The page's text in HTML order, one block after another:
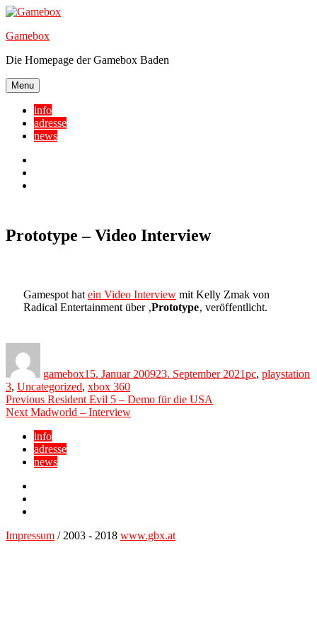
Skip
content
Gamebox
Die Homepage der Gamebox Baden
Menu
info
adresse
news
Prototype – Video Interview
Gamespot hat ein Video Interview mit Kelly Zmak von
Radical Entertainment über ‚Prototype‚ veröffentlicht.
gamebox15. Januar 200923. September 2021pc, playstation
3, Uncategorized, xbox 360
Beitragsnavigation
Previous Previous
post:
Resident Evil 5 – Demo für die USA
Next Next
Madworld – Interview
info
adresse
news
Impressum / 2003 - 2018 www.gbx.at